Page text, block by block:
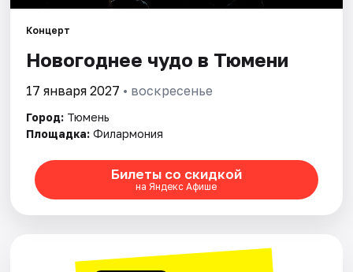
Площадки
Артисты
Рейтинги
Концерт
Новогоднее чудо в Тюмени
17 января 2027 • воскресенье
Город: Тюмень
Площадка: Филармония
Билеты со скидкой
на Яндекс Афише